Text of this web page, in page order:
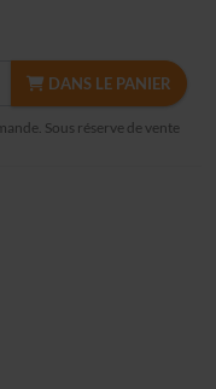
DANS LE PANIER
Sous réserve de vente